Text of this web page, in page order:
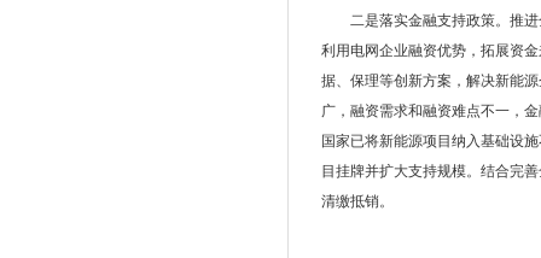
二是落实金融支持政策。推进
利用电网企业融资优势，拓展资
据、保理等创新方案，解决新能
广，融资需求和融资难点不一，
国家已将新能源项目纳入基础设
目挂牌并扩大支持规模。结合完
清缴抵销。